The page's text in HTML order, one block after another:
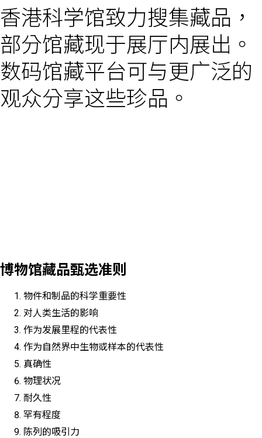
香港科学馆致力搜集藏品，
部分馆藏现于展厅内展出。
数码馆藏平台可与更广泛的
观众分享这些珍品。
博物馆藏品甄选准则
物件和制品的科学重要性
对人类生活的影响
作为发展里程的代表性
作为自然界中生物或样本的代表性
真确性
物理状况
耐久性
罕有程度
陈列的吸引力